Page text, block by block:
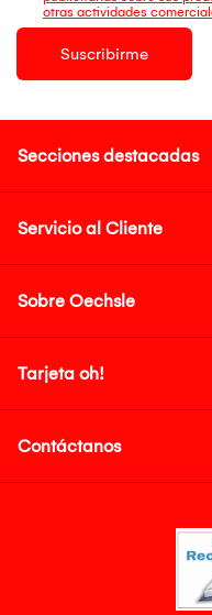
otras actividades
Suscribirme
Secciones destacadas
Servicio al Cliente
Sobre Oechsle
Tarjeta oh!
Contáctanos